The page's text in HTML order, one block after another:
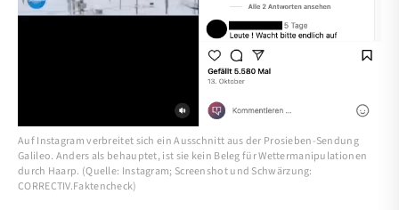
Auf Instagram verbreitet sich ein Ausschnitt aus der Prosieben-Sendung
Galileo. Anders als behauptet, ist sie kein Beleg für Wettermanipulationen
durch Haarp. (Quelle: Instagram; Screenshot und Schwärzung:
CORRECTIV.Faktencheck)